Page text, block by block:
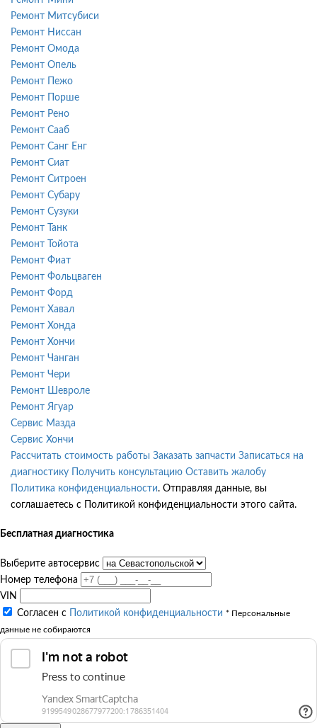
Ремонт Митсубиси
Ремонт Ниссан
Ремонт Омода
Ремонт Опель
Ремонт Пежо
Ремонт Порше
Ремонт Рено
Ремонт Сааб
Ремонт Санг Енг
Ремонт Сиат
Ремонт Ситроен
Ремонт Субару
Ремонт Сузуки
Ремонт Танк
Ремонт Тойота
Ремонт Фиат
Ремонт Фольцваген
Ремонт Форд
Ремонт Хавал
Ремонт Хонда
Ремонт Хончи
Ремонт Чанган
Ремонт Чери
Ремонт Шевроле
Ремонт Ягуар
Сервис Мазда
Сервис Хончи
Рассчитать стоимость работы Заказать запчасти Записаться на
диагностику
Получить консультацию Оставить жалобу
Политика конфиденциальности. Отправляя данные, вы
соглашаетесь с Политикой конфиденциальности этого сайта.
Бесплатная диагностика
Выберите автосервис
Номер телефона
VIN
Согласен с
Политикой конфиденциальности * Персональные
данные не собираются